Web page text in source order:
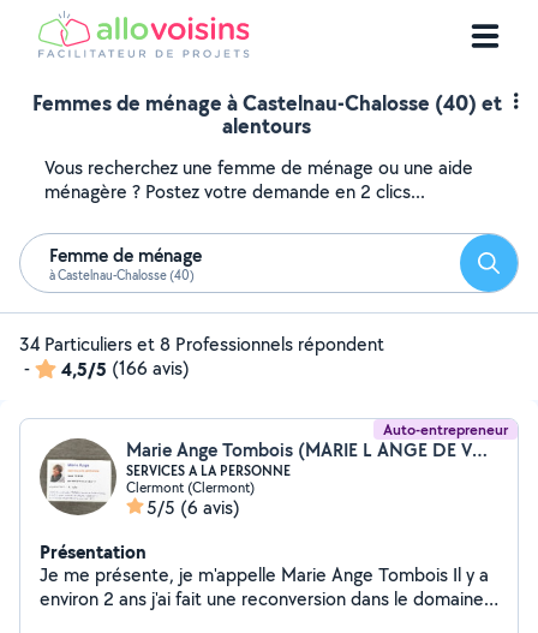
Femmes de ménage à Castelnau-Chalosse (40) et
alentours
Vous recherchez une femme de ménage ou une aide
ménagère ? Postez votre demande en 2 clics...
Femme de ménage
à Castelnau-Chalosse (40)
34 Particuliers et 8 Professionnels répondent
-
4,5/5 (166 avis)
Auto-entrepreneur
Marie Ange Tombois (MARIE L ANGE DE VOTRE VIE QUOTIDIENNE)
SERVICES A LA PERSONNE
Clermont (Clermont)
5/5 (6 avis)
Présentation
Je me présente, je m'appelle Marie Ange Tombois Il y a
environ 2 ans j'ai fait une reconversion dans le domaine